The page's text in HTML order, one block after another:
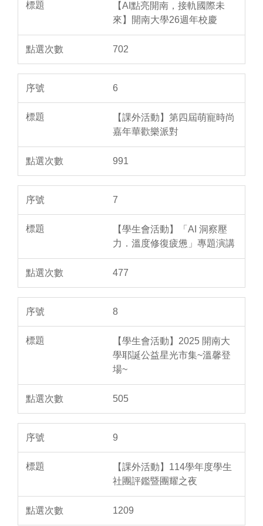
【AI點亮開南，接軌國際未
來】開南大學26週年校慶
702
6
【課外活動】第四屆萌寵時尚
嘉年華歡樂派對
991
7
【學生會活動】「AI 洞察壓
力．溫度修復疲憊」專題演講
477
8
【學生會活動】2025 開南大
學耶誕公益星光市集~溫馨登
場~
505
9
【課外活動】114學年度學生
社團評鑑暨團耀之夜
1209